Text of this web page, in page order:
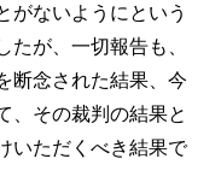
がないようにという
が、一切報告も、
断念された結果、今
、その裁判の結果と
いただくべき結果で